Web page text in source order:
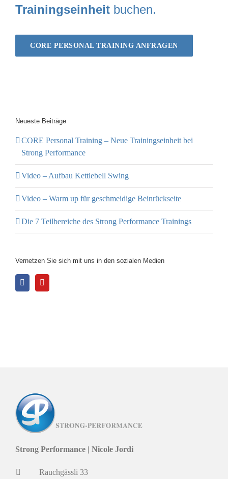
Trainingseinheit buchen.
CORE PERSONAL TRAINING ANFRAGEN
Neueste Beiträge
CORE Personal Training – Neue Trainingseinheit bei
Strong Performance
Video – Aufbau Kettlebell Swing
Video – Warm up für geschmeidige Beinrückseite
Die 7 Teilbereiche des Strong Performance Trainings
Vernetzen Sie sich mit uns in den sozialen Medien
Strong Performance | Nicole Jordi
Rauchgässli 33